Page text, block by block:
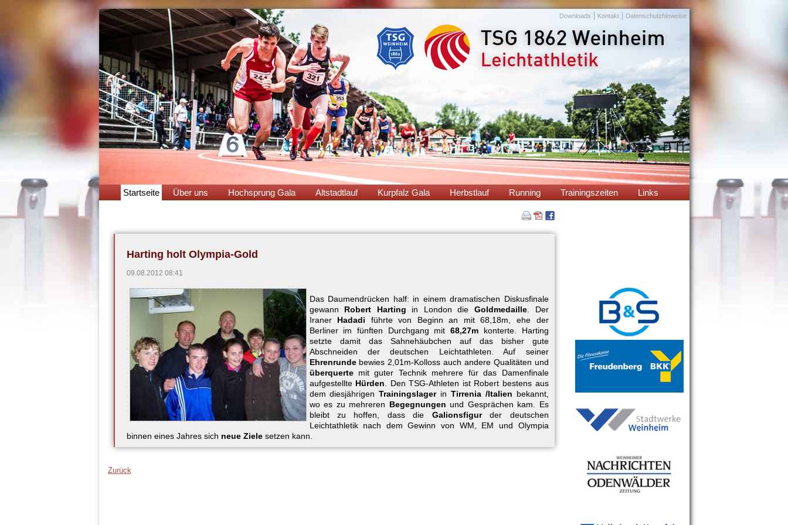
Navigation
Downloads Kontakt Datenschutzhinweise
Navigation
überspringen
Startseite Über uns Hochsprung Gala Altstadtlauf Kurpfalz Gala Herbstlauf Running Trainingszeiten Links
Harting holt Olympia-Gold
09.08.2012 08:41
Das Daumendrücken half: in einem dramatischen Diskusfinale
gewann Robert Harting in London die Goldmedaille. Der
Iraner Hadadi führte von Beginn an mit 68,18m, ehe der
Berliner im fünften Durchgang mit68,27m konterte. Harting
setzte damit das Sahnehäubchen auf das bisher gute
Abschneiden der deutschen Leichtathleten. Auf seiner
Ehrenrundebewies 2,01m-Kolloss auch andere Qualitäten und
überquertemit guter Technik mehrere für das Damenfinale
aufgestellte Hürden . Den TSG-Athleten ist Robert bestens aus
dem diesjährigenTrainingslagerin Tirrenia /Italien bekannt,
wo es zu mehreren Begegnungen und Gesprächen kam. Es
bleibt zu hoffen, dass die Galionsfigurder deutschen
Leichtathletik nach dem Gewinn von WM, EM und Olympia
binnen eines Jahres sich neue Zielesetzen kann.
Zurück